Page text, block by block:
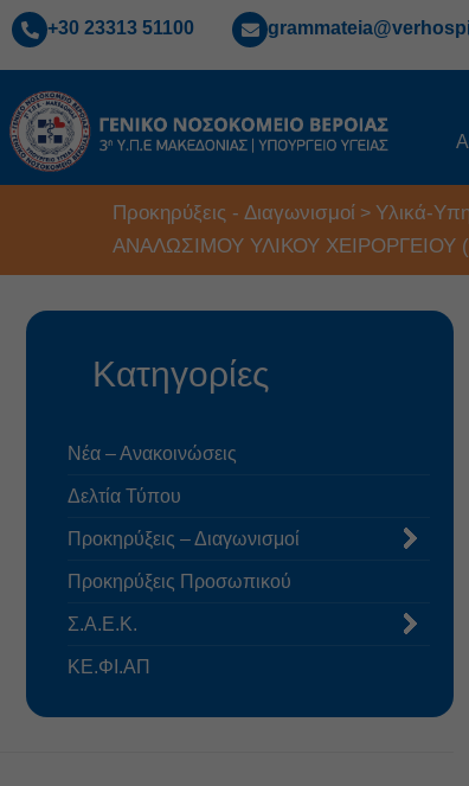
+30 23313 51100
Προκηρύξεις - Διαγωνισμοί > Υλικά-
ΑΝΑΛΩΣΙΜΟΥ ΥΛΙΚΟΥ
Κατηγορίες
Νέα – Ανακοινώσεις
Δελτία Τύπου
Προκηρύξεις – Διαγωνισμοί
Προκηρύξεις Προσωπικού
Σ.Α.Ε.Κ.
ΚΕ.ΦΙ.ΑΠ